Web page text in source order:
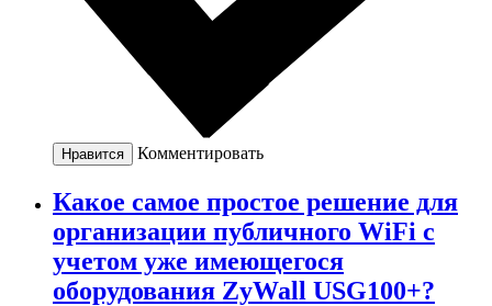
Нравится Комментировать
Какое самое простое решение для
организации публичного WiFi с
учетом уже имеющегося
оборудования ZyWall USG100+?